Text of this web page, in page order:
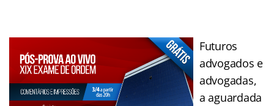
Futuros
advogados e
advogadas,
a aguardada